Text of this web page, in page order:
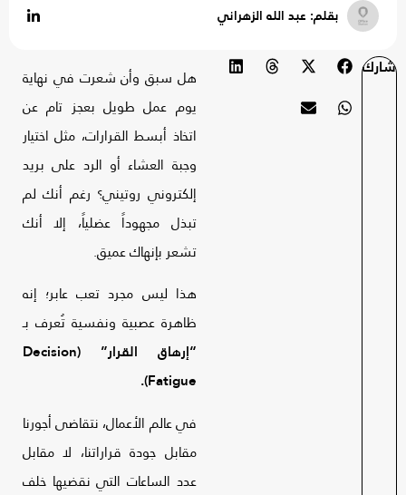
بقلم: عبد الله الزهراني
شارك
هل سبق وأن شعرت في نهاية
يوم عمل طويل بعجز تام عن
اتخاذ أبسط القرارات، مثل اختيار
وجبة العشاء أو الرد على بريد
إلكتروني روتيني؟ رغم أنك لم
تبذل مجهوداً عضلياً، إلا أنك
تشعر بإنهاك عميق.
هذا ليس مجرد تعب عابر؛ إنه
ظاهرة عصبية ونفسية تُعرف بـ
“إرهاق القرار” (Decision
Fatigue).
في عالم الأعمال، نتقاضى أجورنا
مقابل جودة قراراتنا، لا مقابل
عدد الساعات التي نقضيها خلف